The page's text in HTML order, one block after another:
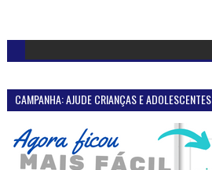
CAMPANHA: AJUDE CRIANÇAS E ADOLESCENTES